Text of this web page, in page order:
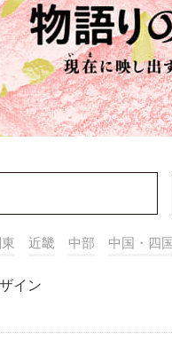
近畿 中部 中国・四国
イン